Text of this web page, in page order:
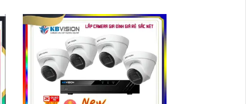
camera giám...